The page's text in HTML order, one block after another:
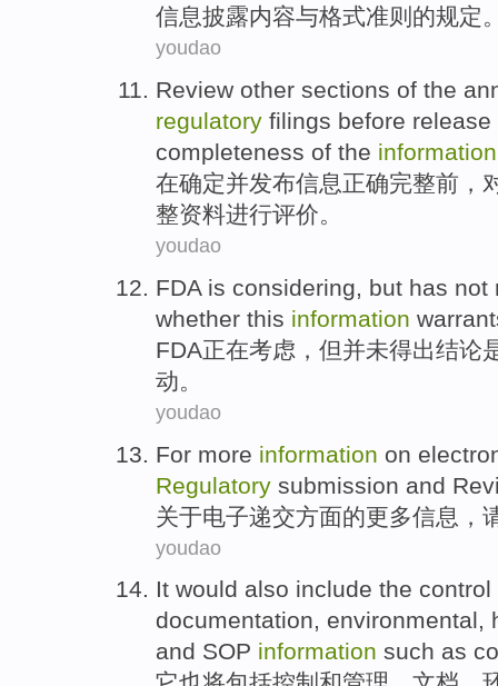
信息披露内容与格式准则 的规定
youdao
Review other sections of the
regulatory filings before release
completeness of the information
在确定并发布信息正确完整前 ，
整资料进行评价。
youdao
FDA is considering, but has not
whether this information
FDA正在考虑， 但并未得出结论
动。
youdao
For more information on
Regulatory submission and
关于电子递交方面的更多信息 ，
youdao
It would also include the control
documentation, environmental,
and SOP information such as